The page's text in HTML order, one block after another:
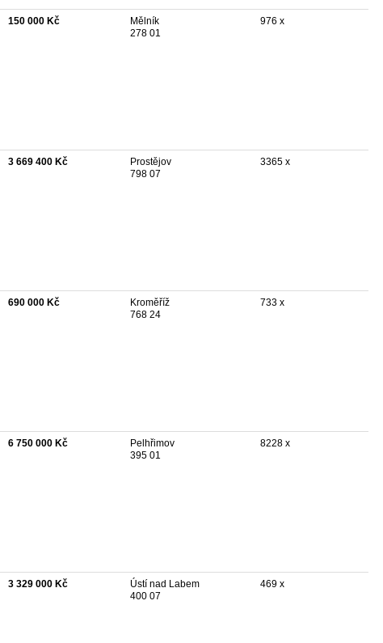
150 000 Kč
Mělník
278 01
976 x
3 669 400 Kč
Prostějov
798 07
3365 x
690 000 Kč
Kroměříž
768 24
733 x
6 750 000 Kč
Pelhřimov
395 01
8228 x
3 329 000 Kč
Ústí nad Labem
400 07
469 x